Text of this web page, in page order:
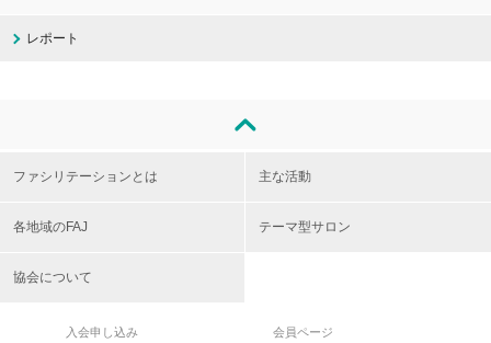
レポート
ファシリテーションとは 主な活動
各地域のFAJ テーマ型サロン
協会について
入会申し込み 会員ページ